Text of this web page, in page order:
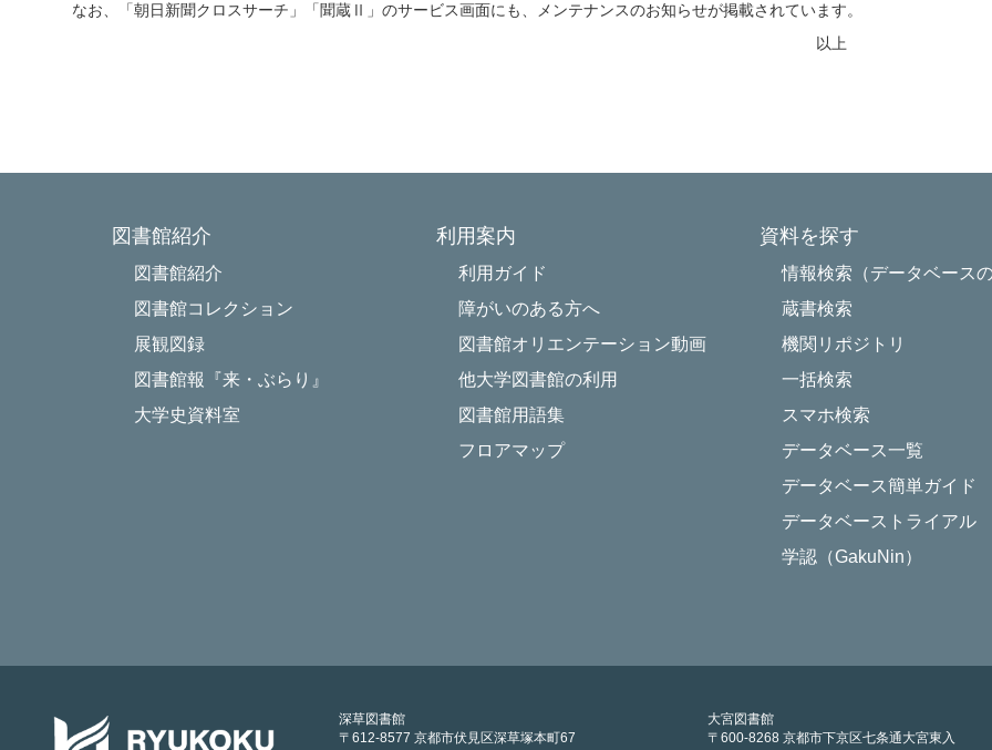
なお、「朝日新聞クロスサーチ」「聞蔵Ⅱ」のサービス画面にも、メンテナンスのお知らせが掲載されています。
以上
図書館紹介
図書館紹介
図書館コレクション
展観図録
図書館報『来・ぶらり』
大学史資料室
利用案内
利用ガイド
障がいのある方へ
図書館オリエンテーション動画
他大学図書館の利用
図書館用語集
フロアマップ
資料を探す
情報検索（データベースの
蔵書検索
機関リポジトリ
一括検索
スマホ検索
データベース一覧
データベース簡単ガイド
データベーストライアル
学認（GakuNin）
深草図書館
〒612-8577 京都市伏見区深草塚本町67
大宮図書館
〒600-8268 京都市下京区七条通大宮東入
Powered by NetCommons